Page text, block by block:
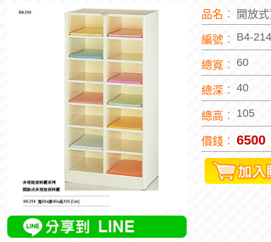
品名︰ 開放
編號︰ B4-
總寬︰ 60
總深︰ 40
總高︰ 105
價錢︰ 6500